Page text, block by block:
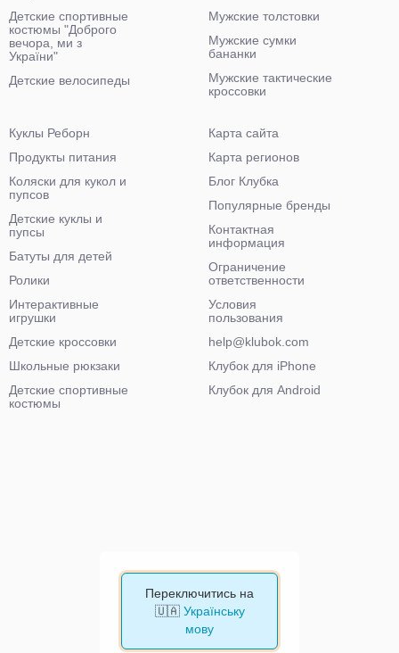
Детские спортивные
костюмы "Доброго
вечора, ми з
України"
Детские велосипеды
Мужские толстовки
Мужские сумки
бананки
Мужские тактические
кроссовки
Куклы Реборн
Продукты питания
Коляски для кукол и
пупсов
Детские куклы и
пупсы
Батуты для детей
Ролики
Интерактивные
игрушки
Детские кроссовки
Школьные рюкзаки
Детские спортивные
костюмы
Карта сайта
Карта регионов
Блог Клубка
Популярные бренды
Контактная
информация
Ограничение
ответственности
Условия
пользования
help@klubok.com
Клубок для iPhone
Клубок для Android
Переключитись на
🇺🇦 Українську
мову